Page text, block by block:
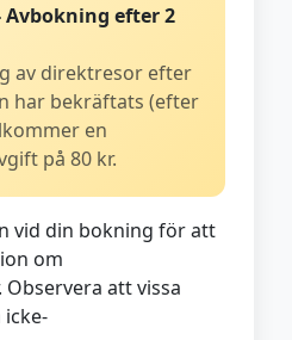
Avbokning efter 2
av direktresor efter
har bekräftats (efter
en
på 80 kr.
vid din bokning för att
om
att vissa